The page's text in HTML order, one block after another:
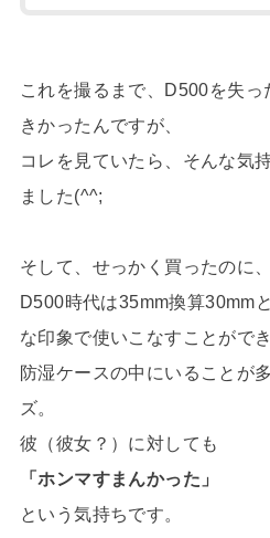
これを撮るまで、D500を失
きかったんですが、
コレを見ていたら、そんな気
ました(^^;
そして、せっかく買ったのに、
D500時代は35mm換算30mm
な印象で使いこなすことができ
防湿ケースの中にいることが
ズ。
彼（彼女？）に対しても
「ホンマすまんかった」
という気持ちです。